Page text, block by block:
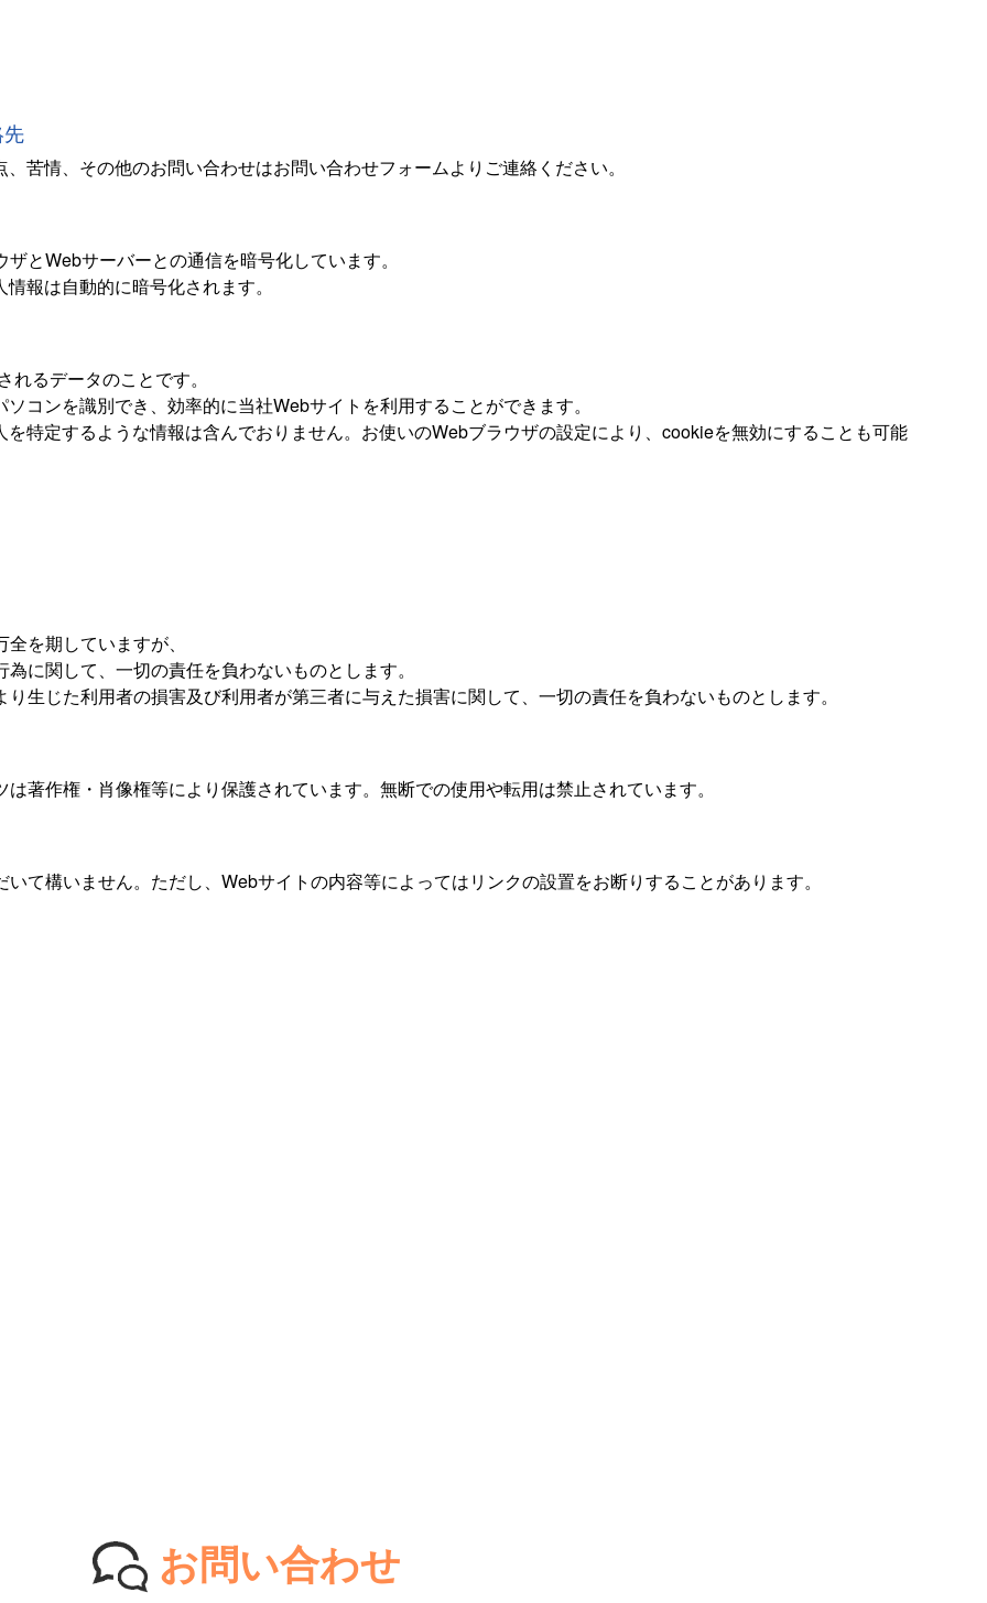
苦情、その他のお問い合わせはお問い合わせフォームよりご連絡ください。
とWebサーバーとの通信を暗号化しています。
報は自動的に暗号化されます。
るデータのことです。
コンを識別でき、効率的に当社Webサイトを利用することができます。
特定するような情報は含んでおりません。お使いのWebブラウザの設定により、cookieを無効にすることも可能
を期していますが、
に関して、一切の責任を負わないものとします。
生じた利用者の損害及び利用者が第三者に与えた損害に関して、一切の責任を負わないものとします。
著作権・肖像権等により保護されています。無断での使用や転用は禁止されています。
て構いません。ただし、Webサイトの内容等によってはリンクの設置をお断りすることがあります。
お問い合わせ